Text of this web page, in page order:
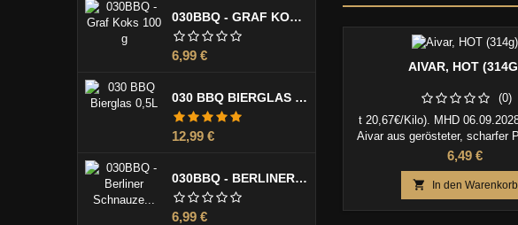
030BBQ - GRAF KOKS 100 G
Preis
6,99 €
030 BBQ BIERGLAS 0,5L
Preis
12,99 €
030BBQ - BERLINER SCHNAUZE 100 G
Preis
6,99 €
AIVAR, HOT
(0)
t 20,67€/Kilo). MHD
Aivar aus gerösteter, scharfer
Aubergine. Würzig scharfes
gebackenem Brot oder als Dip
Fleisch. Es verleiht ihren
angenehme Schärfe.
Preis
6,49 €
 In den Warenkorb